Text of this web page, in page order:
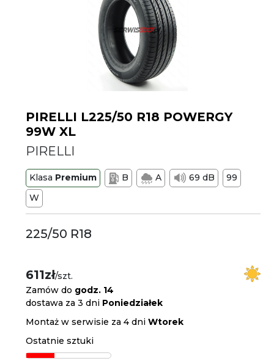
PIRELLI L225/50 R18 POWERGY
99W XL
PIRELLI
Klasa Premium B A 69 dB
99
W
225/50 R18
611zł/szt.
Zamów do godz. 14
dostawa za 3 dni Poniedziałek
Montaż w serwisie za 4 dniWtorek
Ostatnie sztuki